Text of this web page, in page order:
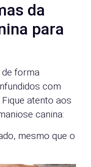
da
para
forma
com
atento aos
canina:
mesmo que o